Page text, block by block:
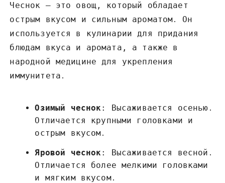
Чеснок – это овощ, который обладает
острым вкусом и сильным ароматом․ Он
используется в кулинарии для придания
блюдам вкуса и аромата, а также в
народной медицине для укрепления
иммунитета․
Озимый чеснок : Высаживается осенью․
Отличается крупными головками и
острым вкусом․
Яровой чеснок : Высаживается весной․
Отличается более мелкими головками
и мягким вкусом․